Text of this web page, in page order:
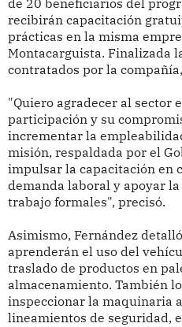
de 20 beneficiarios del
recibirán capacitación
prácticas en la misma
Montacarguista. Finalizada
contratados por la
"Quiero agradecer al sector
participación y su
incrementar la
misión, respaldada por el
impulsar la capacitación en
demanda laboral y apoyar
trabajo formales", precisó.
Asimismo, Fernández
aprenderán el uso del
traslado de productos en
almacenamiento. También
inspeccionar la maquinaria
lineamientos de seguridad,